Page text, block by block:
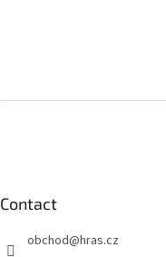
Contact
obchod@hras.cz